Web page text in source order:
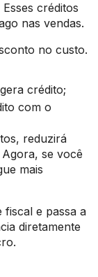
créditos
nas vendas.
no custo.
crédito;
com o
reduzirá
se você
mais
fiscal e passa a
diretamente